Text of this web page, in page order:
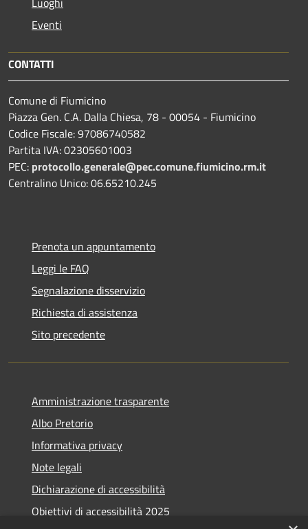
Eventi
CONTATTI
Comune di Fiumicino
Piazza Gen. C.A. Dalla Chiesa, 78 - 00054 - Fiumicino
Codice Fiscale: 97086740582
Partita IVA: 02305601003
PEC: protocollo.generale@pec.comune.fiumicino.rm.it
Centralino Unico: 06.65210.245
Prenota un appuntamento
Leggi le FAQ
Segnalazione disservizio
Richiesta di assistenza
Sito precedente
Amministrazione trasparente
Albo Pretorio
Informativa privacy
Note legali
Dichiarazione di accessibilità
Obiettivi di accessibilità 2025